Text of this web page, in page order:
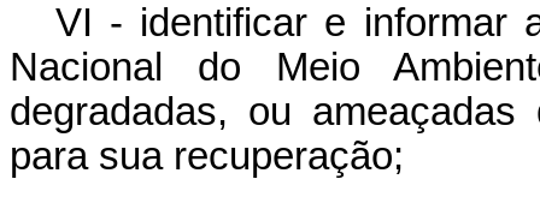
VI - identificar e informar
Nacional do Meio
degradadas, ou
para sua recuperação;